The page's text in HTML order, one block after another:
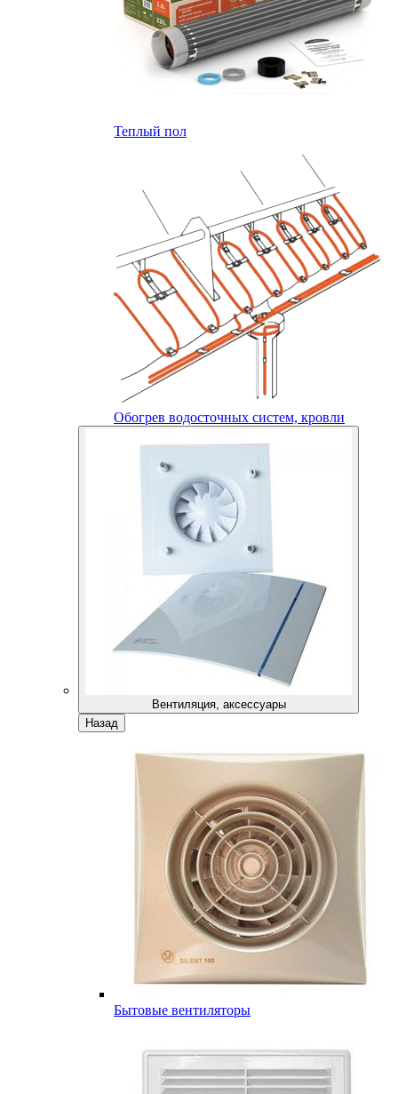
Теплый пол
Обогрев водосточных систем, кровли
Вентиляция, аксессуары
Назад
Бытовые вентиляторы